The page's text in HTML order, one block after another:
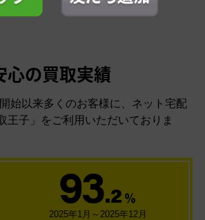
心の買取実績
始以来多くのお客様に、 ネット宅配
王子」をご利用いただいておりま
93.2 ％
2025年1月～2025年12月